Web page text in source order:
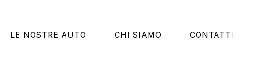
LE NOSTRE AUTO CHI SIAMO CONTATTI